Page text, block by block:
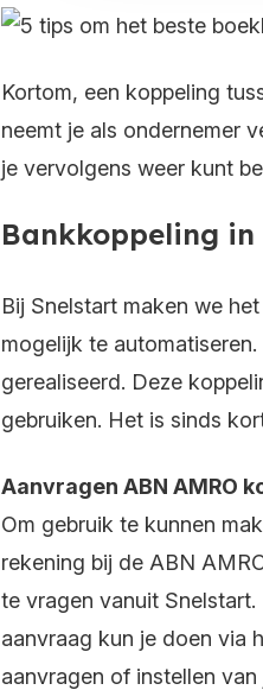
Kortom, een koppeling
neemt je als ondernemer
je vervolgens weer kunt
Bankkoppeling in
Bij Snelstart maken we
mogelijk te
gerealiseerd. Deze
gebruiken. Het is sinds
Aanvragen ABN AMRO
Om gebruik te kunnen
rekening bij de ABN
te vragen vanuit
aanvraag kun je doen via
aanvragen of instellen